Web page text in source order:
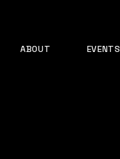
ABOUT EVENTS